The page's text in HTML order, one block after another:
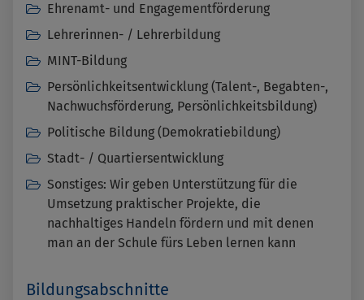
Ehrenamt- und Engagementförderung
Lehrerinnen- / Lehrerbildung
MINT-Bildung
Persönlichkeitsentwicklung (Talent-, Begabten-,
Nachwuchsförderung, Persönlichkeitsbildung)
Politische Bildung (Demokratiebildung)
Stadt- / Quartiersentwicklung
Sonstiges: Wir geben Unterstützung für die
Umsetzung praktischer Projekte, die
nachhaltiges Handeln fördern und mit denen
man an der Schule fürs Leben lernen kann
Bildungsabschnitte